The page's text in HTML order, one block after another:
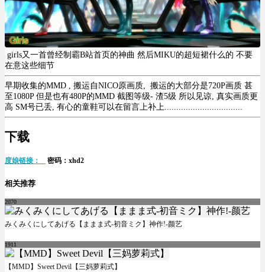
girls又一首曾经制霸B站首页的神曲 然后MIKU的超短裙什么的 不要
在意这些细节
早期收集的MMD , 搬运自NICO原画质, 搬运的大部分是720P画质 甚
至1080P 但是也有480P的MMD 截图等级- 渣5级 所以见谅, 真实画质更
高 SM号已丢, 有心的童鞋可以在留言上补上.................................
下载
度娘链接： 密码：xhd2
相关推荐
2070
みくみくにしてあげる【ままま式-初音ミク】神作!-颜艺
1911
【MMD】Sweet Devil【三妈萝莉式】